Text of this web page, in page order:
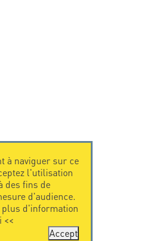
à naviguer sur ce
l'utilisation
des fins de
d'audience.
d'information
<<
Accept